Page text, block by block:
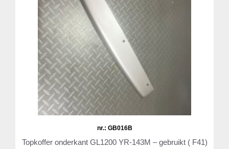
nr.: GB016B
Topkoffer onderkant GL1200 YR-143M – gebruikt ( F41)